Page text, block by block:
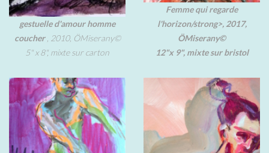
Femme qui regarde
l'horizon/strong>, 2017,
ÖMiserany©
12"x 9", mixte sur bristol
gestuelle d'amour homme
coucher , 2010, ÖMiserany©
5" x 8", mixte sur carton